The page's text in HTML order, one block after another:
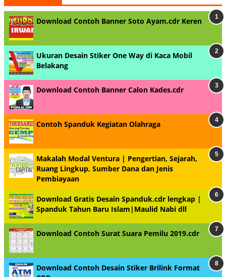
Download Contoh Banner Soto Ayam.cdr Keren
Ukuran Desain Stiker One Way di Kaca Mobil
Belakang
Download Contoh Banner Calon Kades.cdr
Contoh Spanduk Kegiatan Olahraga
Makalah Modal Ventura | Pengertian, Sejarah,
Ruang Lingkup, Sumber Dana dan Jenis
Pembiayaan
Download Gratis Desain Spanduk.cdr lengkap |
Spanduk Tahun Baru Islam|Maulid Nabi dll
Download Contoh Surat Suara Pemilu 2019.cdr
Download Contoh Desain Stiker Brilink Format